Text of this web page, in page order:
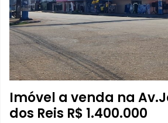
Imóvel a venda na
dos Reis R$ 1.400.000